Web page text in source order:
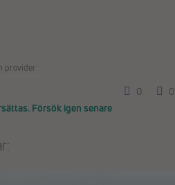
provider
0
0
Försök igen senare